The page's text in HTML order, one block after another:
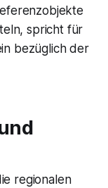
spricht für
bezüglich der
regionalen